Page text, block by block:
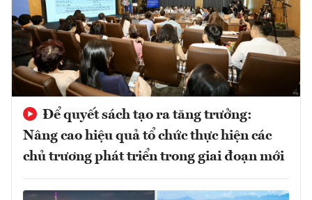
Để quyết sách tạo ra tăng trưởng:
Nâng cao hiệu quả tổ chức thực hiện các
chủ trương phát triển trong giai đoạn mới